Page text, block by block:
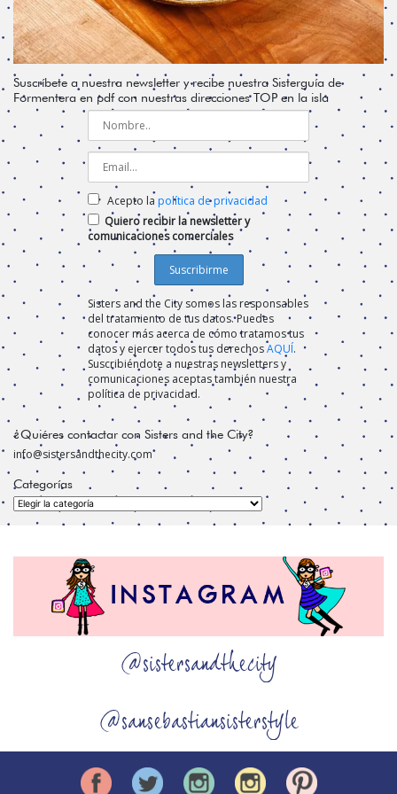
Suscríbete a nuestra newsletter y recibe nuestra Sisterguía de
Formentera en pdf con nuestras direcciones TOP en la isla
Acepto la política de privacidad
Quiero recibir la newsletter y
comunicaciones comerciales
Sisters and the City somos las responsables
del tratamiento de tus datos. Puedes
conocer más acerca de cómo tratamos tus
datos y ejercer todos tus derechosAQUÍ.
Suscribiéndote a nuestras newsletters y
comunicaciones aceptas también nuestra
política de privacidad.
¿Quiéres contactar con Sisters and the City?
info@sistersandthecity.com
Categorías
Categorías
@sistersandthecity
@sansebastiansisterstyle